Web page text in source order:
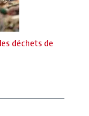
déchets de